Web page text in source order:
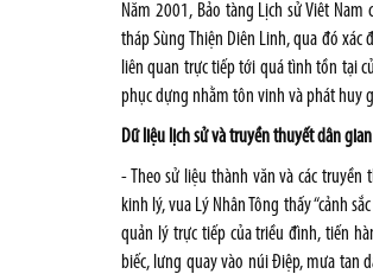
Năm 2001, Bảo tàng Lịch sử Viêt
tháp Sùng Thiện Diên Linh, qua đó
liên quan trực tiếp tới quá tình tồn tại
phục dựng nhằm tôn vinh và phát huy
Dữ liệu lịch sử và truyền thuyết dân gian
- Theo sử liệu thành văn và các
kinh lý, vua Lý Nhân Tông thấy “cảnh
quản lý trực tiếp của triều đình, tiến
biếc, l­ưng quay vào núi Điệp, mư­a tan